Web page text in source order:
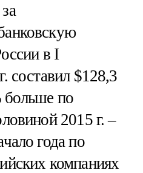
в I
составил $128,3
больше по
2015 г. –
года по
компаниях